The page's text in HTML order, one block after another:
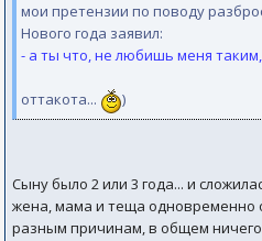
мои претензии по поводу
Нового года заявил:
- а ты что, не любишь меня таким,
оттакота... )
Сыну было 2 или 3 года... и
жена, мама и теща одновременно
разным причинам, в общем ничего